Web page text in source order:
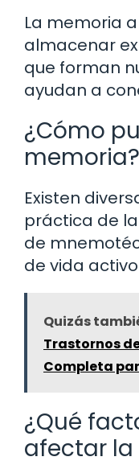
La memoria
almacenar
que forman
ayudan a
¿Cómo
memoria?
Existen
práctica de
de
de vida
Quizás
Trastornos
Completa
¿Qué
afectar